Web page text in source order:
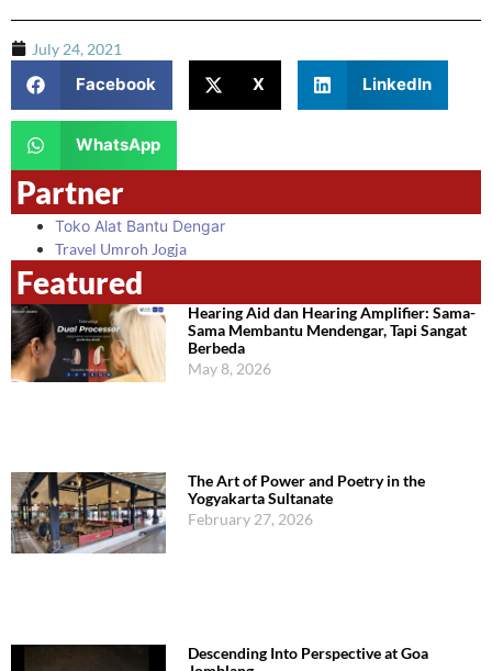
July 24, 2021
Facebook X LinkedIn
WhatsApp
Partner
Toko Alat Bantu Dengar
Travel Umroh Jogja
Featured
Hearing Aid dan Hearing Amplifier: Sama-
Sama Membantu Mendengar, Tapi Sangat
Berbeda
May 8, 2026
The Art of Power and Poetry in the
Yogyakarta Sultanate
February 27, 2026
Descending Into Perspective at Goa